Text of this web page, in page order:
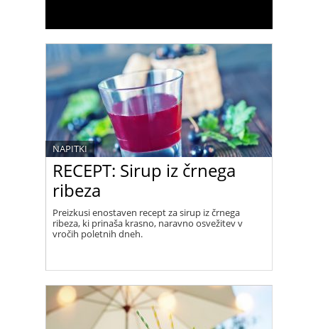
RECEPT: Sirup iz črnega
ribeza
NAPITKI
Preizkusi enostaven recept za sirup iz črnega
ribeza, ki prinaša krasno, naravno osvežitev v
vročih poletnih dneh.